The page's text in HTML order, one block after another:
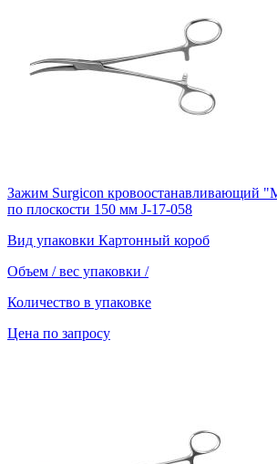
Зажим Surgicon кровоостанавливающий
по плоскости 150 мм J-17-058
Вид упаковки Картонный короб
Объем / вес упаковки /
Количество в упаковке
Цена по запросу